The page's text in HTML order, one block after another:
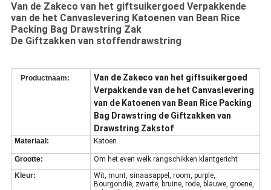
Van de Zakeco van het giftsuikergoed Verpakkende
van de het Canvaslevering Katoenen van Bean Rice
Packing Bag Drawstring Zak
De Giftzakken van stoffendrawstring
Productnaam:
Van de Zakeco van het giftsuikergoed
Verpakkende van de het Canvaslevering
van de Katoenen van Bean Rice Packing
Bag Drawstring de Giftzakken van
Drawstring Zakstof
Materiaal: Katoen
Grootte:
Om het even welk rangschikken klantgericht
Kleur:
Wit, munt, sinaasappel, room, purple,
Bourgondië, zwarte, bruine, rode, blauwe, groene,